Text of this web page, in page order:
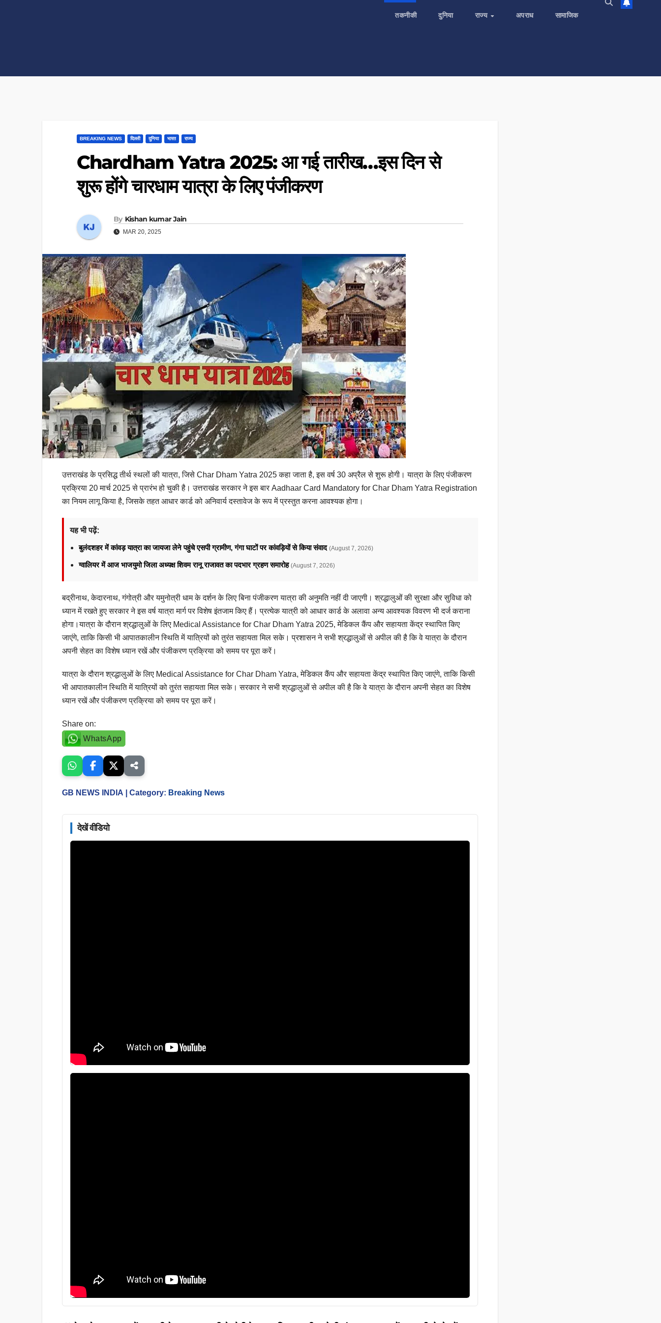
तकनीकी दुनिया राज्य अपराध सामाजिक
BREAKING NEWS दिल्ली दुनिया भारत राज्य
Chardham Yatra 2025: आ गई तारीख…इस दिन से
शुरू होंगे चारधाम यात्रा के लिए पंजीकरण
By Kishan kumar Jain
MAR 20, 2025
उत्तराखंड के प्रसिद्ध तीर्थ स्थलों की यात्रा, जिसे Char Dham Yatra 2025 कहा जाता है, इस वर्ष 30 अप्रैल से शुरू होगी। यात्रा के लिए पंजीकरण
प्रक्रिया 20 मार्च 2025 से प्रारंभ हो चुकी है। उत्तराखंड सरकार ने इस बार Aadhaar Card Mandatory for Char Dham Yatra Registration
का नियम लागू किया है, जिसके तहत आधार कार्ड को अनिवार्य दस्तावेज के रूप में प्रस्तुत करना आवश्यक होगा।
यह भी पढ़ें:
बुलंदशहर में कांवड़ यात्रा का जायजा लेने पहुंचे एसपी ग्रामीण, गंगा घाटों पर कांवड़ियों से किया संवाद (August 7, 2026)
ग्वालियर में आज भाजयुमो जिला अध्यक्ष शिवम रानू राजावत का पदभार ग्रहण समारोह (August 7, 2026)
बद्रीनाथ, केदारनाथ, गंगोत्री और यमुनोत्री धाम के दर्शन के लिए बिना पंजीकरण यात्रा की अनुमति नहीं दी जाएगी। श्रद्धालुओं की सुरक्षा और सुविधा को
ध्यान में रखते हुए सरकार ने इस वर्ष यात्रा मार्ग पर विशेष इंतजाम किए हैं। प्रत्येक यात्री को आधार कार्ड के अलावा अन्य आवश्यक विवरण भी दर्ज कराना
होगा।यात्रा के दौरान श्रद्धालुओं के लिए Medical Assistance for Char Dham Yatra 2025, मेडिकल कैंप और सहायता केंद्र स्थापित किए
जाएंगे, ताकि किसी भी आपातकालीन स्थिति में यात्रियों को तुरंत सहायता मिल सके। प्रशासन ने सभी श्रद्धालुओं से अपील की है कि वे यात्रा के दौरान
अपनी सेहत का विशेष ध्यान रखें और पंजीकरण प्रक्रिया को समय पर पूरा करें।
यात्रा के दौरान श्रद्धालुओं के लिए Medical Assistance for Char Dham Yatra, मेडिकल कैंप और सहायता केंद्र स्थापित किए जाएंगे, ताकि किसी
भी आपातकालीन स्थिति में यात्रियों को तुरंत सहायता मिल सके। सरकार ने सभी श्रद्धालुओं से अपील की है कि वे यात्रा के दौरान अपनी सेहत का विशेष
ध्यान रखें और पंजीकरण प्रक्रिया को समय पर पूरा करें।
Share on:
WhatsApp
GB NEWS INDIA | Category: Breaking News
देखें वीडियो